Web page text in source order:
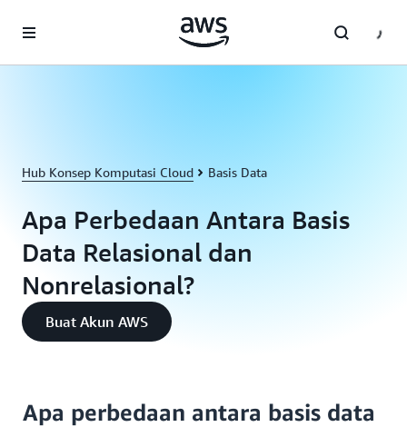
Hub Konsep Komputasi Cloud Basis Data
Apa Perbedaan Antara Basis
Data Relasional dan
Nonrelasional?
Buat Akun AWS
Apa perbedaan antara basis data